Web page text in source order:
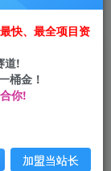
级外卖运营
1930 180
快、最全项目资
道!
桶金！
你!
加盟当站长